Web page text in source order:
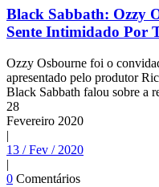
Black Sabbath: Ozzy
Sente Intimidado Por
Ozzy Osbourne foi o
apresentado pelo produtor
Black Sabbath falou sobre a
28
Fevereiro 2020
|
13 / Fev / 2020
|
0 Comentários